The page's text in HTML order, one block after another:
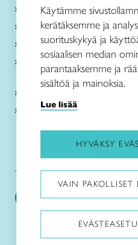
Käsityöohjeet
Me olemme Taito
Paikallinen toiminta
Verkkokaupat
Kirjaudu Arviin
Kirjaudu Taitocampukseen
Taitoliitto:
Käytämme
kerätäksemme ja
suorituskykyä ja
sosiaalisen median
parantaaksemme ja
sisältöä ja mainoksia.
Lue lisää
HYVÄKSY
VAIN PAKOLLISET